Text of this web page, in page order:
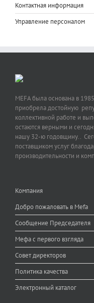
Контактная информация
Управление персоналом
MEFA была основана в
приобрела достойную
коллективной работе и
остаются верными и
нашу 32-ю годовщину..
поставщиком услуг
производительности и
Компания
Добро пожаловать в Mefa
Сообщение Председателя
Мефа с первого взгляда
Совет директоров
Политика качества
Электронный каталог